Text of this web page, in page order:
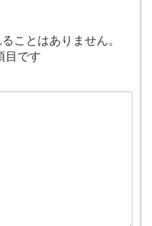
ことはありません。
目です